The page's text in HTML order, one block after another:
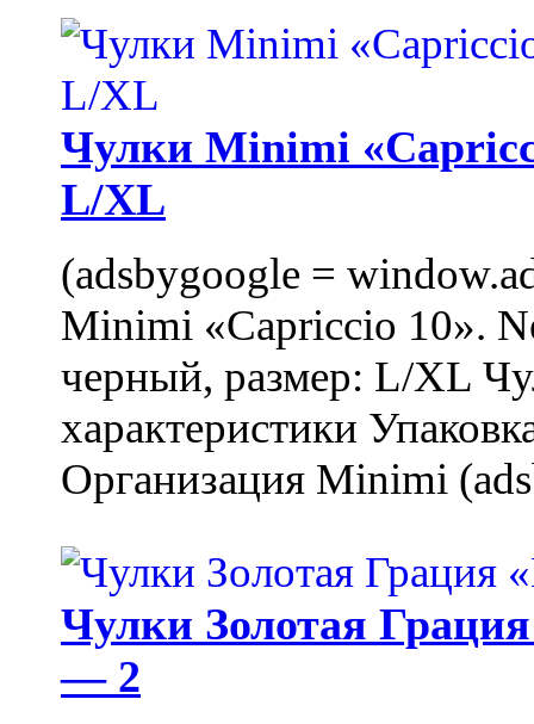
Чулки Minimi
L/XL
(adsbygoogle =
Minimi «Capriccio 10».
черный, размер: L/XL
характеристики
Организация Minimi
Чулки Золотая
— 2